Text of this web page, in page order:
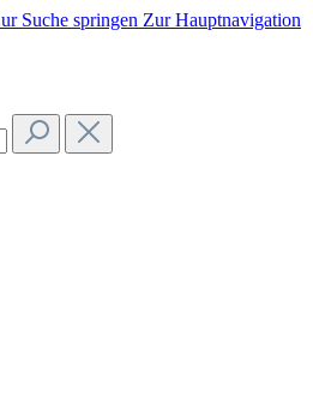
Suche springen Zur Hauptnavigation